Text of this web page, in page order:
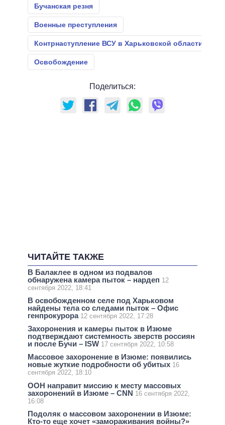
Бучанская резня
Военные преступления
Контрнаступление ВСУ в Харьковской области
Освобождение
Поделиться:
ЧИТАЙТЕ ТАКЖЕ
В Балаклее в одном из подвалов
обнаружена камера пыток – нардеп 12
сентября 2022, 18:41
В освобожденном селе под Харьковом
найдены тела со следами пыток – Офис
генпрокурора 12 сентября 2022, 17:28
Захоронения и камеры пыток в Изюме
подтверждают системность зверств россиян
и после Бучи – ISW 17 сентября 2022, 10:58
Массовое захоронение в Изюме: появились
новые жуткие подробности об убитых 16
сентября 2022, 18:10
ООН направит миссию к месту массовых
захоронений в Изюме – CNN 16 сентября 2022,
16:08
Подоляк о массовом захоронении в Изюме:
Кто-то еще хочет «замораживания войны?»